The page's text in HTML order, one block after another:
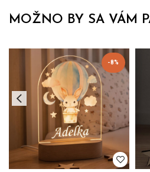
MOŽNO BY SA VÁM
-8%